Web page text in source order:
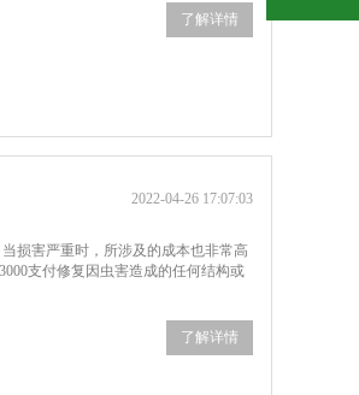
了解详情
2022-04-26 17:07:03
损害严重时，所涉及的成本也非常高
支付修复因虫害造成的任何结构或
了解详情